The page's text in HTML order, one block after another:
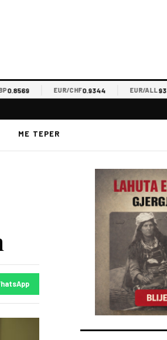
EUR/CHF0.9344 EUR/ALL93.2155
ME TEPER